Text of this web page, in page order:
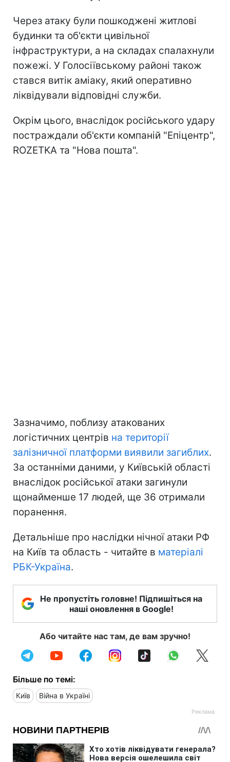
Через атаку були пошкоджені житлові
будинки та об'єкти цивільної
інфраструктури, а на складах спалахнули
пожежі. У Голосіївському районі також
стався витік аміаку, який оперативно
ліквідували відповідні служби.
Окрім цього, внаслідок російського удару
постраждали об'єкти компаній "Епіцентр",
ROZETKA та "Нова пошта".
Зазначимо, поблизу атакованих
логістичних центрів на території
залізничної платформи виявили загиблих.
За останніми даними, у Київській області
внаслідок російської атаки загинули
щонайменше 17 людей, ще 36 отримали
поранення.
Детальніше про наслідки нічної атаки РФ
на Київ та область - читайте в матеріалі
РБК-Україна.
Не пропустіть головне! Підпишіться на
наші оновлення в Google!
Або читайте нас там, де вам зручно!
Більше по темі:
Київ Війна в Україні